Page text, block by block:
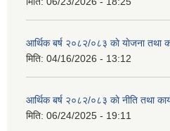
आर्थिक बर्ष २०८२/०८३ काे याेजना तथा
मिति: 04/16/2026 - 13:12
आर्थिक बर्ष २०८२/०८३ काे नीति तथा
मिति: 06/24/2025 - 19:11